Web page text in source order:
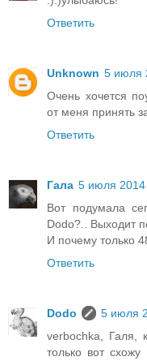
Ответить
Unknown 5 июля
Очень хочется
от меня принять
Ответить
Гала 5 июля 2014
Вот подумала
Dodo?.. Выходит
И почему только
Ответить
Dodo
5 июля
verbochka, Галя,
только вот